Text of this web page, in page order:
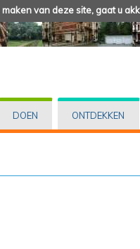
van deze site, gaat u
DOEN ONTDEKKEN